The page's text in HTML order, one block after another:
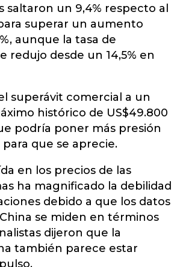
saltaron un 9,4% respecto al
superar un aumento
aunque la tasa de
redujo desde un 14,5% en
superávit comercial a un
histórico de US$49.800
podría poner más presión
que se aprecie.
en los precios de las
ha magnificado la debilidad
debido a que los datos
se miden en términos
dijeron que la
también parece estar